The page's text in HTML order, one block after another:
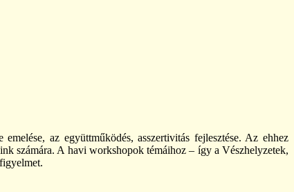
az együttműködés, asszertivitás fejlesztése. Az ehhez
számára. A havi workshopok témáihoz – így a Vészhelyzetek,